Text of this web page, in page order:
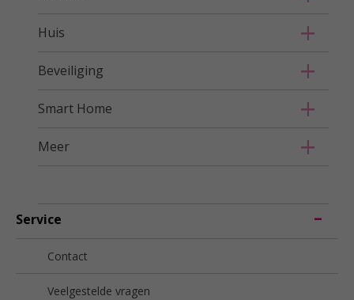
Huis
Beveiliging
Smart Home
Meer
Service
Contact
Veelgestelde vragen